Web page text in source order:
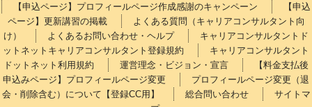
【申込ページ】プロフィールページ作成感謝のキャンペーン
【申込
ページ】更新講習の掲載
よくある質問（キャリアコンサルタント向
け）
よくあるお問い合わせ・ヘルプ
キャリアコンサルタントド
ットネットキャリアコンサルタント登録規約
キャリアコンサルタント
ドットネット利用規約
運営理念・ビジョン・宣言
【料金支払後
申込みページ】プロフィールページ変更
プロフィールページ変更（退
会・削除含む）について【登録CC用】
総合問い合わせ
サイトマ